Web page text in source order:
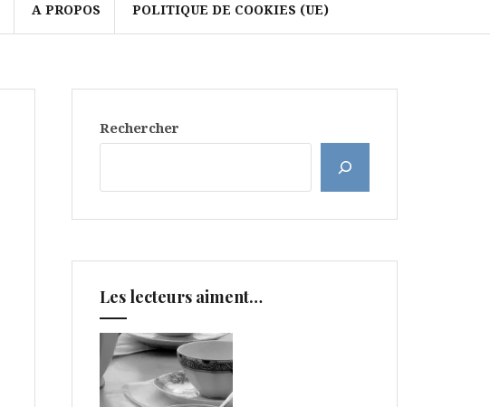
A PROPOS POLITIQUE DE COOKIES (UE)
Rechercher
Les lecteurs aiment…